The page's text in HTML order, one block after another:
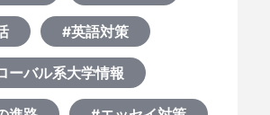
#英語対策
ーバル系大学情報